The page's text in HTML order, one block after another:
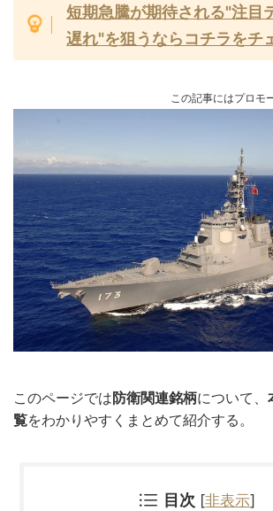
短期急騰が期待される"注目
遅れ"を狙うならコチラをチ
この記事にはプロモ
このページでは防衛関連銘柄について、
覧をわかりやすくまとめて紹介する。
目次 [非表示]